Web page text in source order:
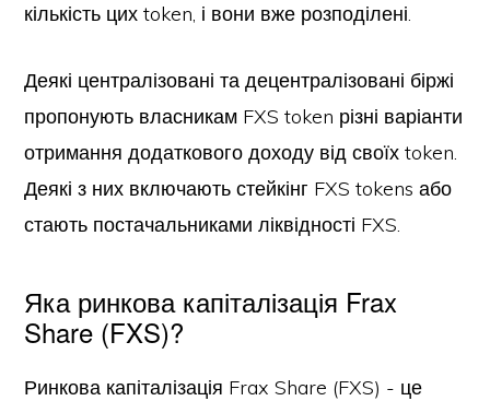
кількість цих token, і вони вже розподілені.
Деякі централізовані та децентралізовані біржі
пропонують власникам FXS token різні варіанти
отримання додаткового доходу від своїх token.
Деякі з них включають стейкінг FXS tokens або
стають постачальниками ліквідності FXS.
Яка ринкова капіталізація Frax
Share (FXS)?
Ринкова капіталізація Frax Share (FXS) - це